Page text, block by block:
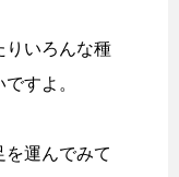
りいろんな種
すよ。
運んでみて